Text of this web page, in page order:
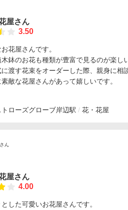
屋さん
3.50
花屋さんです。
鉢のお花も種類が豊富で見るのが楽し
渡す花束をオーダーした際、親身に相
敵な花屋さんがあって嬉しいです。
ローズグローブ岸辺駅 花・花屋
さん
屋さん
4.00
した可愛いお花屋さんです。